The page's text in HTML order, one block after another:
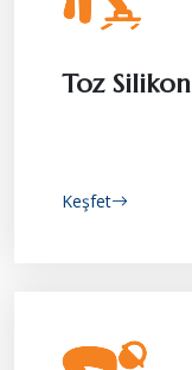
Toz Silikon
Keşfet